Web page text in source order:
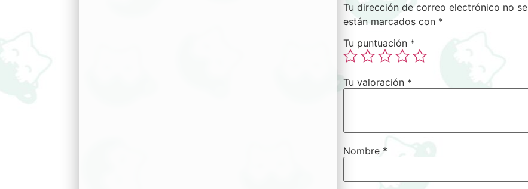
Tu dirección de correo electrónico no
están marcados con *
Tu puntuación *
Tu valoración *
Nombre *